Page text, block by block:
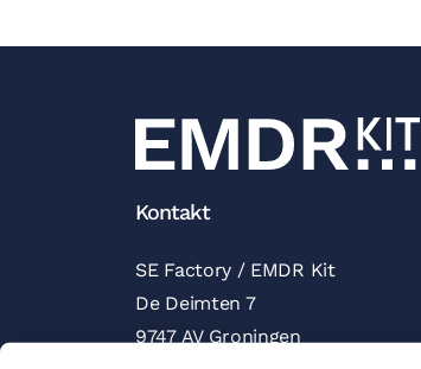
Kontakt
SE Factory / EMDR Kit
De Deimten 7
9747 AV Groningen